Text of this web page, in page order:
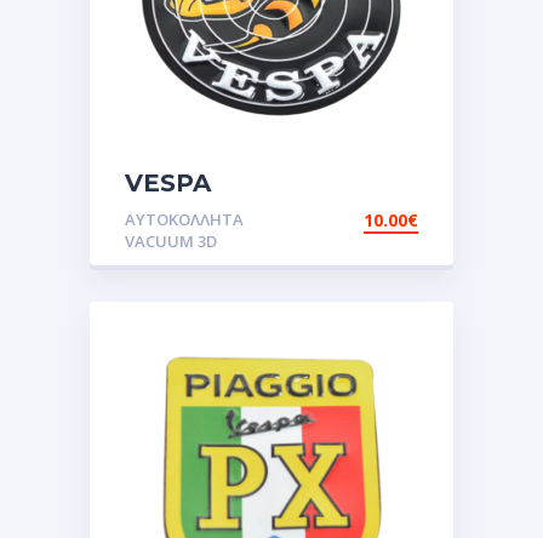
VESPA
BEE.Αυτοκόλλητα
ΑΥΤΟΚΌΛΛΗΤΑ
VACUUM 3D
10.00€